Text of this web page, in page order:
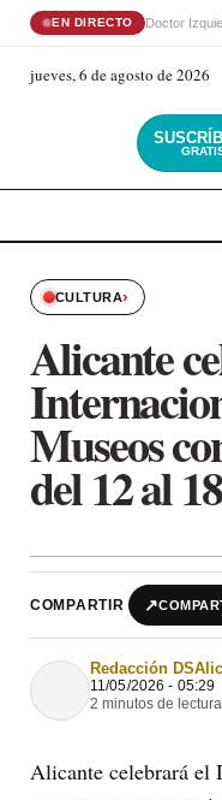
EN DIRECTO Doctor
jueves, 6 de agosto de 2026
CULTURA›
Alicante
Museos
del 12 al
COMPARTIR ↗
Redacción
11/05/2026 - 05:29
2 minutos de lectura
Alicante celebrará el